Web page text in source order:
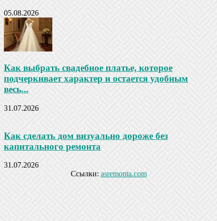
05.08.2026
Как выбрать свадебное платье, которое
подчеркивает характер и остается удобным
весь...
31.07.2026
Как сделать дом визуально дороже без
капитального ремонта
31.07.2026
Ссылки: asremonta.com